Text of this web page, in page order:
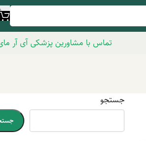
تماس با مشاورین پزشکی آی آر
جستجو